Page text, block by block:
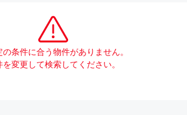
の条件に合う物件がありません。
を変更して検索してください。